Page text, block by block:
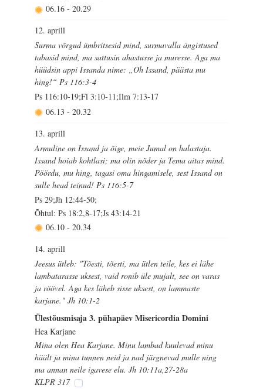
06.16 - 20.29
12. aprill
Surma võrgud ümbritsesid mind, surmavalla ängistused
tabasid mind, ma sattusin ahastusse ja muresse. Aga ma
hüüdsin appi Issanda nime: „Oh Issand, päästa mu
hing!“ Ps 116:3-4
Ps 116:10-19;Fl 3:10-11;Ilm 7:13-17
06.13 - 20.32
13. aprill
Armuline on Issand ja õige, meie Jumal on halastaja.
Issand hoiab kohtlasi; ma olin nõder ja Tema aitas mind.
Pöördu, mu hing, tagasi oma hingamisele, sest Issand on
sulle head teinud! Ps 116:5-7
Ps 29;Jh 12:44-50;
Õhtul: Ps 18:2,8-17;Js 43:14-21
06.10 - 20.34
14. aprill
Jeesus ütleb: "Tõesti, tõesti, ma ütlen teile, kes ei lähe
lambatarasse uksest, vaid ronib üle mujalt, see on varas
ja röövel. Aga kes läheb sisse uksest, on lammaste
karjane." Jh 10:1-2
Ülestõusmisaja 3. pühapäev Misericordia Domini
Hea Karjane
Mina olen Hea Karjane. Minu lambad kuulevad minu
häält ja mina tunnen neid ja nad järgnevad mulle ning
ma annan neile igavese elu. Jh 10:11a,27-28a
KLPR 317